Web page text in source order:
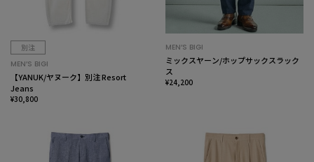
別注
MEN’S BIGI
【YANUK/ヤヌーク】別注 Resort
Jeans
¥30,800
MEN’S BIGI
ミックスヤーン/ホップサックスラック
ス
¥24,200